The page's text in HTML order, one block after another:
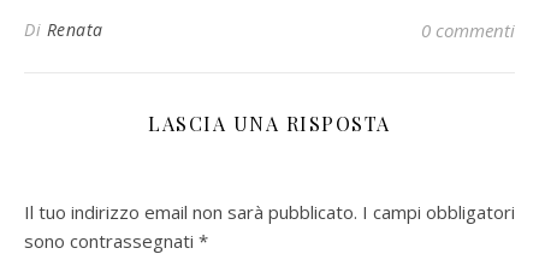
Di Renata 0 commenti
LASCIA UNA RISPOSTA
Il tuo indirizzo email non sarà pubblicato. I campi obbligatori
sono contrassegnati *